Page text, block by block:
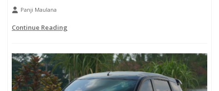
Panji Maulana
Continue Reading